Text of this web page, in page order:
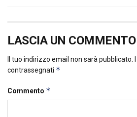
LASCIA UN COMMENTO
Il tuo indirizzo email non sarà pubblicato.
contrassegnati *
Commento *